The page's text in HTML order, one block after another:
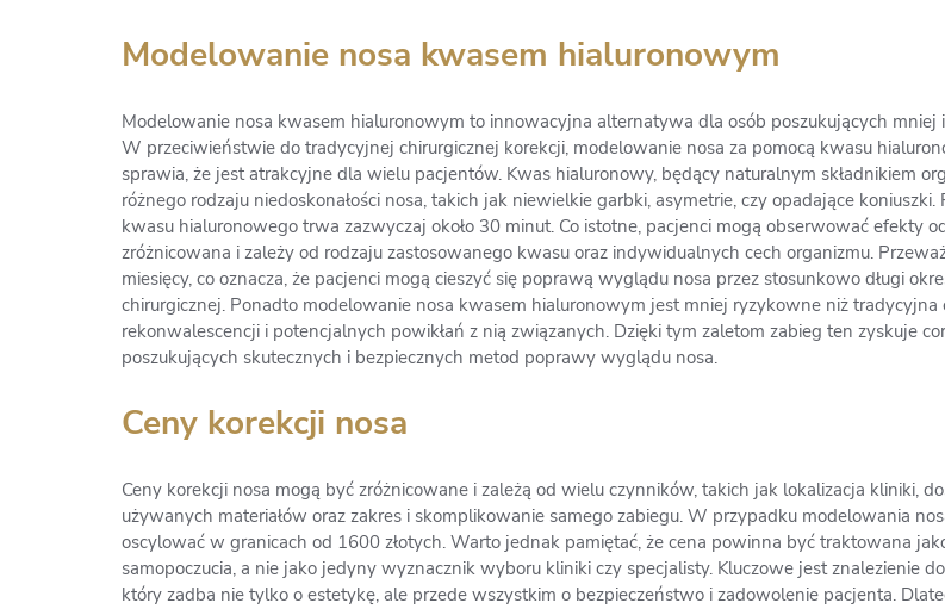
Modelowanie nosa kwasem hialuronowym
Modelowanie nosa kwasem hialuronowym to innowacyjna alternatywa dla osób poszukujących
W przeciwieństwie do tradycyjnej chirurgicznej korekcji, modelowanie nosa za pomocą kwasu
sprawia, że jest atrakcyjne dla wielu pacjentów. Kwas hialuronowy, będący naturalnym składnikiem
różnego rodzaju niedoskonałości nosa, takich jak niewielkie garbki, asymetrie, czy opadające
kwasu hialuronowego trwa zazwyczaj około 30 minut. Co istotne, pacjenci mogą obserwować efekty
zróżnicowana i zależy od rodzaju zastosowanego kwasu oraz indywidualnych cech organizmu.
miesięcy, co oznacza, że pacjenci mogą cieszyć się poprawą wyglądu nosa przez stosunkowo długi
chirurgicznej. Ponadto modelowanie nosa kwasem hialuronowym jest mniej ryzykowne niż tradycyjna
rekonwalescencji i potencjalnych powikłań z nią związanych. Dzięki tym zaletom zabieg ten zyskuje
poszukujących skutecznych i bezpiecznych metod poprawy wyglądu nosa.
Ceny korekcji nosa
Ceny korekcji nosa mogą być zróżnicowane i zależą od wielu czynników, takich jak lokalizacja kliniki,
używanych materiałów oraz zakres i skomplikowanie samego zabiegu. W przypadku modelowania
oscylować w granicach od 1600 złotych. Warto jednak pamiętać, że cena powinna być traktowana
samopoczucia, a nie jako jedyny wyznacznik wyboru kliniki czy specjalisty. Kluczowe jest znalezienie
który zadba nie tylko o estetykę, ale przede wszystkim o bezpieczeństwo i zadowolenie pacjenta.